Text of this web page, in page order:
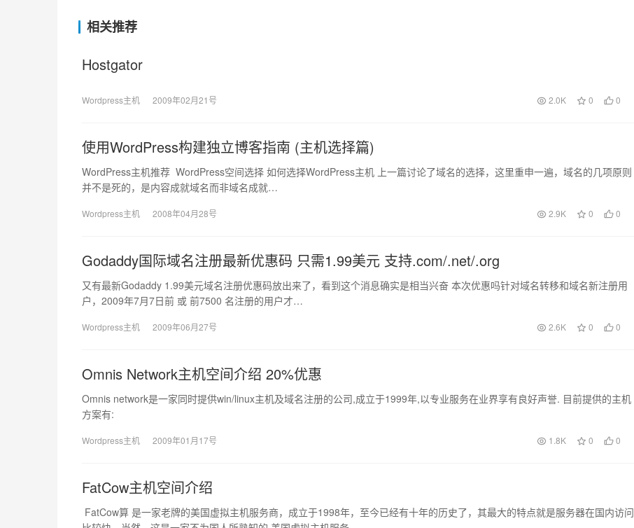
相关推荐
Hostgator
Wordpress主机 2009年02月21号 2.0K 0 0
使用WordPress构建独立博客指南 (主机选择篇)
WordPress主机推荐 WordPress空间选择 如何选择WordPress主机 上一篇讨论了域名的选择，这里重申一遍，域名的几项原则
并不是死的，是内容成就域名而非域名成就…
Wordpress主机 2008年04月28号 2.9K 0 0
Godaddy国际域名注册最新优惠码 只需1.99美元 支持.com/.net/.org
又有最新Godaddy 1.99美元域名注册优惠码放出来了，看到这个消息确实是相当兴奋 本次优惠吗针对域名转移和域名新注册用
户，2009年7月7日前 或 前7500 名注册的用户才…
Wordpress主机 2009年06月27号 2.6K 0 0
Omnis Network主机空间介绍 20%优惠
Omnis network是一家同时提供win/linux主机及域名注册的公司,成立于1999年,以专业服务在业界享有良好声誉. 目前提供的主机
方案有:
Wordpress主机 2009年01月17号 1.8K 0 0
FatCow主机空间介绍
FatCow算 是一家老牌的美国虚拟主机服务商，成立于1998年，至今已经有十年的历史了，其最大的特点就是服务器在国内访问